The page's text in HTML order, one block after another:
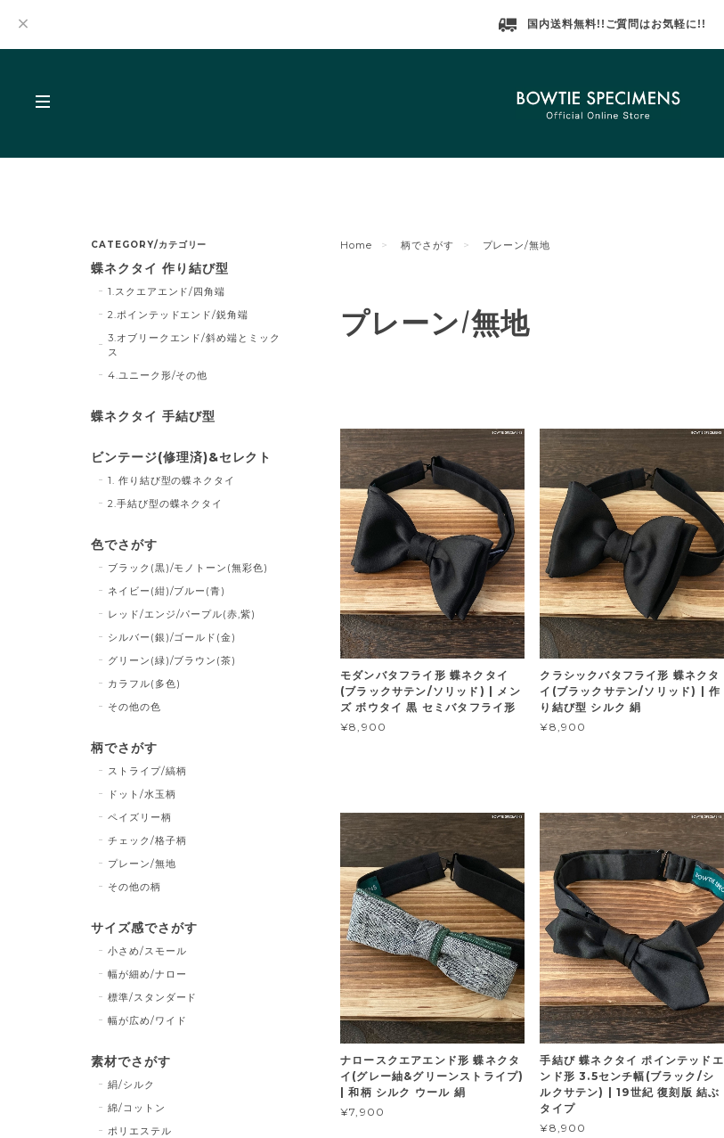
国内送料無料!!ご質問はお気軽に!!
Home 柄でさがす プレーン/無地
プレーン/無地
モダンバタフライ形 蝶ネクタイ
(ブラックサテン/ソリッド) | メン
ズ ボウタイ 黒 セミバタフライ形
¥8,900
クラシックバタフライ形 蝶ネクタ
イ(ブラックサテン/ソリッド) | 作
り結び型 シルク 絹
¥8,900
ナロースクエアエンド形 蝶ネクタ
イ(グレー紬&グリーンストライプ)
| 和柄 シルク ウール 絹
¥7,900
手結び 蝶ネクタイ ポインテッドエ
ンド形 3.5センチ幅(ブラック/シ
ルクサテン) | 19世紀 復刻版 結ぶ
タイプ
¥8,900
CATEGORY/カテゴリー
蝶ネクタイ 作り結び型
1.スクエアエンド/四角端
2.ポインテッドエンド/鋭角端
3.オブリークエンド/斜め端とミック
ス
4.ユニーク形/その他
蝶ネクタイ 手結び型
ビンテージ(修理済)&セレクト
1. 作り結び型の蝶ネクタイ
2.手結び型の蝶ネクタイ
色でさがす
ブラック(黒)/モノトーン(無彩色)
ネイビー(紺)/ブルー(青)
レッド/エンジ/パープル(赤,紫)
シルバー(銀)/ゴールド(金)
グリーン(緑)/ブラウン(茶)
カラフル(多色)
その他の色
柄でさがす
ストライプ/縞柄
ドット/水玉柄
ペイズリー柄
チェック/格子柄
プレーン/無地
その他の柄
サイズ感でさがす
小さめ/スモール
幅が細め/ナロー
標準/スタンダード
幅が広め/ワイド
素材でさがす
絹/シルク
綿/コットン
ポリエステル